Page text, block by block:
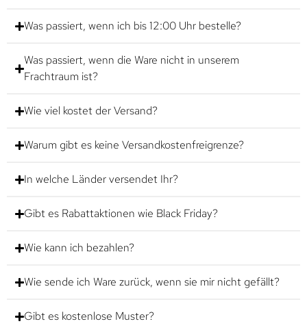
Was passiert, wenn ich bis 12:00 Uhr bestelle?
Was passiert, wenn die Ware nicht in unserem
Frachtraum ist?
Wie viel kostet der Versand?
Warum gibt es keine Versandkostenfreigrenze?
In welche Länder versendet Ihr?
Gibt es Rabattaktionen wie Black Friday?
Wie kann ich bezahlen?
Wie sende ich Ware zurück, wenn sie mir nicht gefällt?
Gibt es kostenlose Muster?